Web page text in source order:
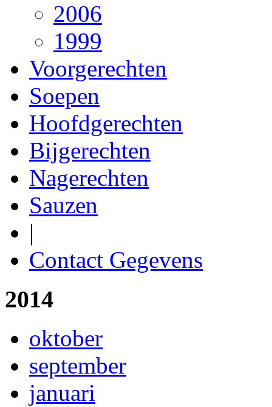
2006
1999
Voorgerechten
Soepen
Hoofdgerechten
Bijgerechten
Nagerechten
Sauzen
|
Contact Gegevens
2014
oktober
september
januari